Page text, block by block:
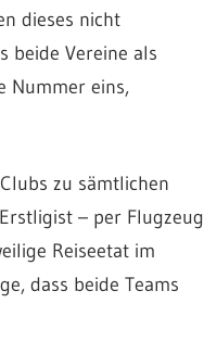
dieses nicht
beide Vereine als
Nummer eins,
zu sämtlichen
– per Flugzeug
Reiseetat im
dass beide Teams